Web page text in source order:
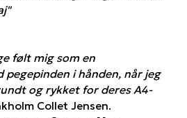
følt mig som en
i hånden, når jeg
og rykket for deres A4-
Collet Jensen.